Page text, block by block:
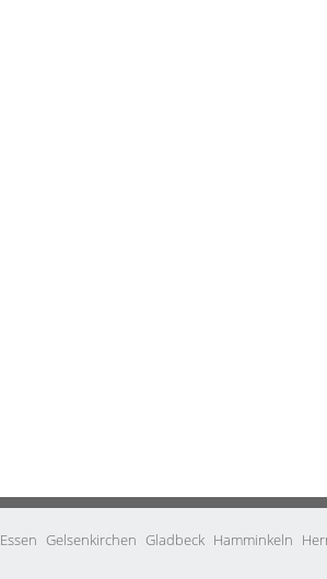
Essen Gelsenkirchen Gladbeck Hamminkeln